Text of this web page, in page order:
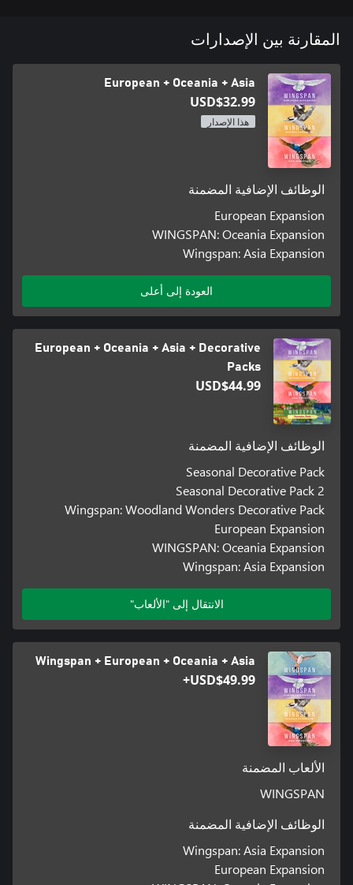
المقارنة بين الإصدارات
European + Oceania + Asia
USD$32.99
هذا الإصدار
الوظائف الإضافية المضمنة
European Expansion
WINGSPAN: Oceania Expansion
Wingspan: Asia Expansion
العودة إلى أعلى
European + Oceania + Asia + Decorative
Packs
USD$44.99
الوظائف الإضافية المضمنة
Seasonal Decorative Pack
Seasonal Decorative Pack 2
Wingspan: Woodland Wonders Decorative Pack
European Expansion
WINGSPAN: Oceania Expansion
Wingspan: Asia Expansion
الانتقال إلى "الألعاب"
Wingspan + European + Oceania + Asia
USD$49.99+
الألعاب المضمنة
WINGSPAN
الوظائف الإضافية المضمنة
Wingspan: Asia Expansion
European Expansion